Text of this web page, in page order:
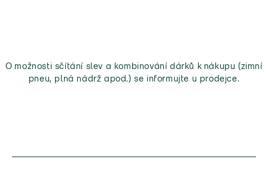
O možnosti sčítání slev a kombinování dárků k nákupu (zimní
pneu, plná nádrž apod.) se informujte u prodejce.